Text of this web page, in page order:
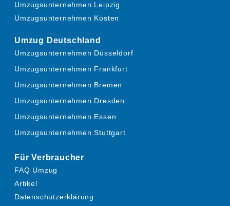
Umzugsunternehmen Leipzig
Umzugsunternehmen Kosten
Umzug Deutschland
Umzugsunternehmen Düsseldorf
Umzugsunternehmen Frankfurt
Umzugsunternehmen Bremen
Umzugsunternehmen Dresden
Umzugsunternehmen Essen
Umzugsunternehmen Stuttgart
Für Verbraucher
FAQ Umzug
Artikel
Datenschutzerklärung